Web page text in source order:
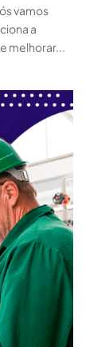
vamos
a
melhorar...